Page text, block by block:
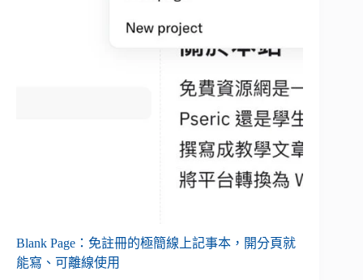
Blank Page：免註冊的極簡線上記事本，開分頁就
能寫、可離線使用